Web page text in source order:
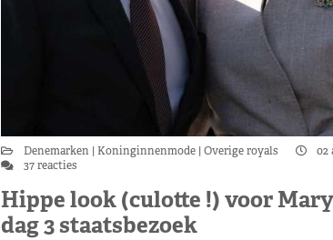
Denemarken Koninginnenmode Overige royals
02
37 reacties
Hippe look (culotte !) voor
dag 3 staatsbezoek